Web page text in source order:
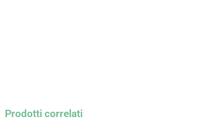
Prodotti correlati